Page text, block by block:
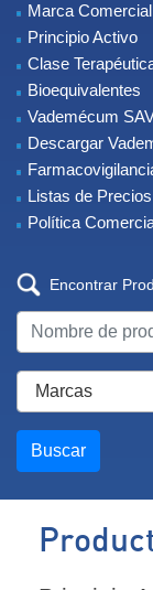
Marca Comercial
Principio Activo
Clase
Bioequivalentes
Vademécum
Descargar
Listas de Precios
Política
Encontrar
Buscar